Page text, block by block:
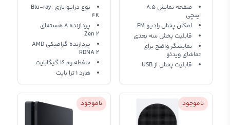
صفحه نمایش 8.5
اینچی
امکان پخش رادیو FM
قابلیت پخش سه بعدی
نمایشگر واضح برای
تماشای ویدئو
قابلیت پخش از USB
Microsoft XBOX SERIES X
نوع درایو بازی Blu-ray,
4K
پردازنده 8 هسته‌ای
Zen 2
پردازنده گرافیکی AMD
RDNA 2
حافظه رم 16 گیگابایت
هارد 1 ترا بایت
ناموجود ناموجود